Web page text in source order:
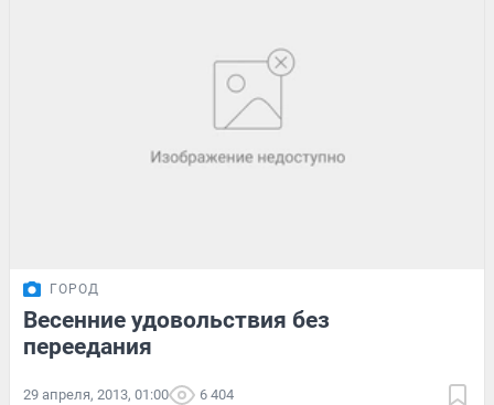
ГОРОД
Весенние удовольствия без
переедания
29 апреля, 2013, 01:00 6 404